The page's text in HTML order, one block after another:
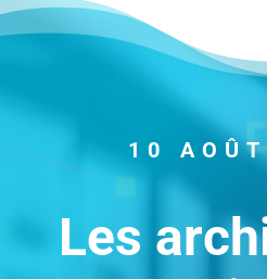
10
Les